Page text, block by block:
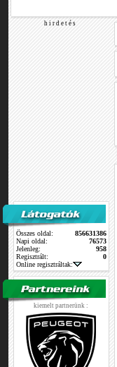
h i r d e t é s
Összes oldal:
856631386
Napi oldal:
76573
Jelenleg:
958
Regisztrált:
0
Online regisztráltak:
kiemelt partnerünk :